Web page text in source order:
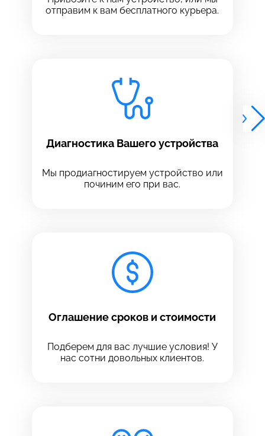
отправим к вам бесплатного курьера.
Диагностика Вашего устройства
Мы продиагностируем устройство или
починим его при вас.
Оглашение сроков и стоимости
Подберем для вас лучшие условия! У
нас сотни довольных клиентов.
Выберите адрес сервиса, в который хотите
+7 (812) 409-39-75
Выберите адрес сервиса, в который хотите